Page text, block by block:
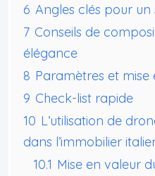
6 Angles clés pour un
7 Conseils de
élégance
8 Paramètres et mise
9 Check-list rapide
10 L’utilisation de
dans l’immobilier
10.1 Mise en valeur